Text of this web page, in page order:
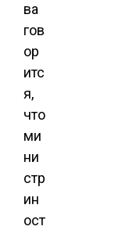
ва
гов
ор
итс
я,
что
ми
ни
стр
ин
ост